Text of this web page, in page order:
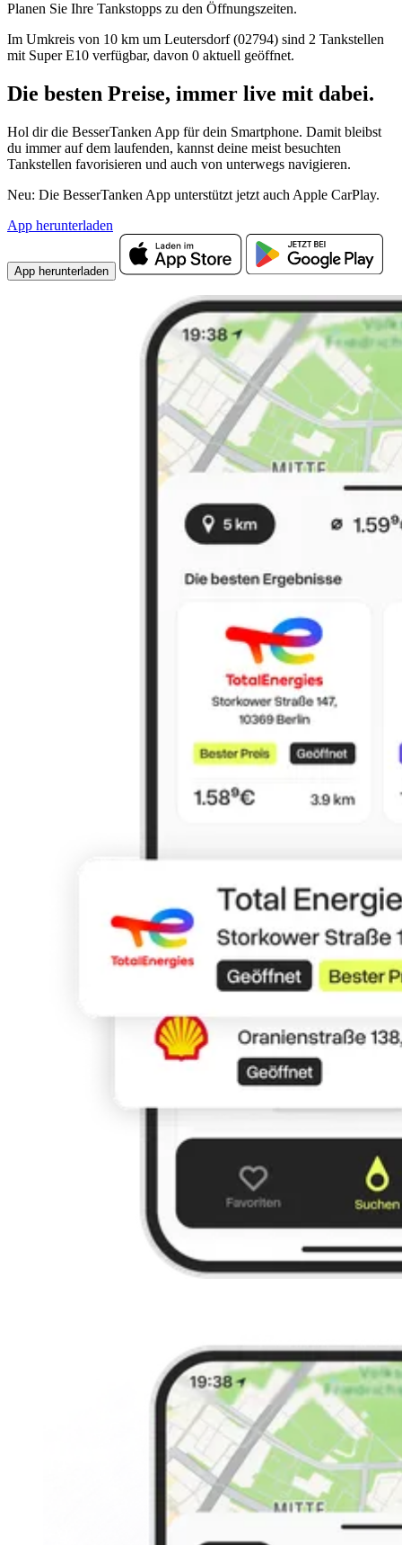
Planen Sie Ihre Tankstopps zu den Öffnungszeiten.
Im Umkreis von 10 km um Leutersdorf (02794) sind 2 Tankstellen
mit Super E10 verfügbar, davon 0 aktuell geöffnet.
Die besten Preise, immer live mit dabei.
Hol dir die BesserTanken App für dein Smartphone. Damit bleibst
du immer auf dem laufenden, kannst deine meist besuchten
Tankstellen favorisieren und auch von unterwegs navigieren.
Neu: Die BesserTanken App unterstützt jetzt auch Apple CarPlay.
App herunterladen
App herunterladen